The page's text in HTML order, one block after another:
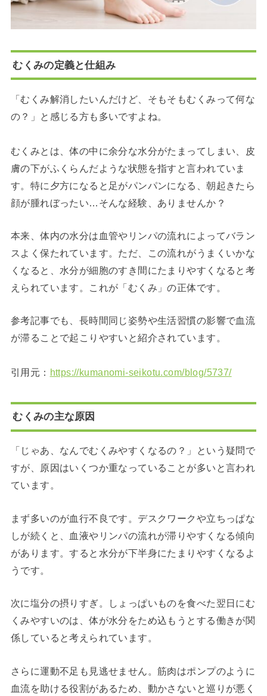
むくみの定義と仕組み
「むくみ解消したいんだけど、そもそもむくみって何な
の？」と感じる方も多いですよね。
むくみとは、体の中に余分な水分がたまってしまい、皮
膚の下がふくらんだような状態を指すと言われていま
す。特に夕方になると足がパンパンになる、朝起きたら
顔が腫れぼったい…そんな経験、ありませんか？
本来、体内の水分は血管やリンパの流れによってバラン
スよく保たれています。ただ、この流れがうまくいかな
くなると、水分が細胞のすき間にたまりやすくなると考
えられています。これが「むくみ」の正体です。
参考記事でも、長時間同じ姿勢や生活習慣の影響で血流
が滞ることで起こりやすいと紹介されています。
引用元： https://kumanomi-seikotu.com/blog/5737/
むくみの主な原因
「じゃあ、なんでむくみやすくなるの？」という疑問で
すが、原因はいくつか重なっていることが多いと言われ
ています。
まず多いのが血行不良です。デスクワークや立ちっぱな
しが続くと、血液やリンパの流れが滞りやすくなる傾向
があります。すると水分が下半身にたまりやすくなるよ
うです。
次に塩分の摂りすぎ。しょっぱいものを食べた翌日にむ
くみやすいのは、体が水分をため込もうとする働きが関
係していると考えられています。
さらに運動不足も見逃せません。筋肉はポンプのように
血流を助ける役割があるため、動かさないと巡りが悪く